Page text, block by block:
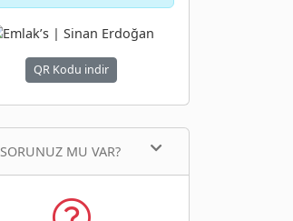
QR Kodu indir
SORUNUZ MU VAR?